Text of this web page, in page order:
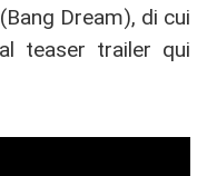
Dream), di cui
teaser trailer qui